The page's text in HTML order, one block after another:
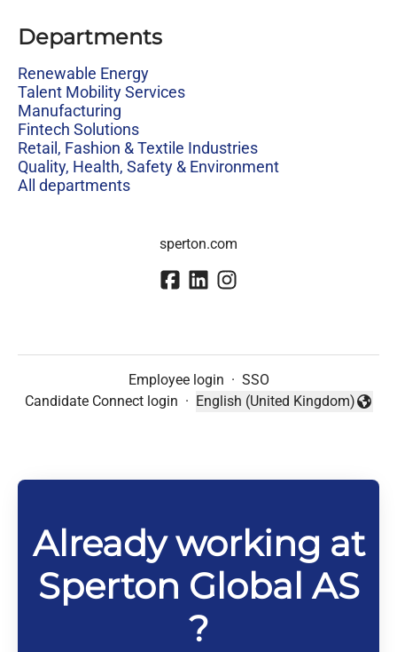
Departments
Renewable Energy
Talent Mobility Services
Manufacturing
Fintech Solutions
Retail, Fashion & Textile Industries
Quality, Health, Safety & Environment
All departments
sperton.com
Employee login · SSO
Candidate Connect login ·
Change language
English (United Kingdom)
Already working at
Sperton Global AS
?